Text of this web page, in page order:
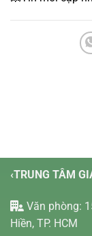
‹TRUNG TÂM
Văn phòng:
Hiền, TP. HCM